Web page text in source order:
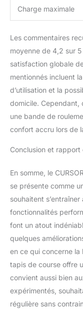
Charge maximale
Les commentaires
moyenne de 4,2 sur
satisfaction globale
mentionnés incluent
d’utilisation et la
domicile. Cependant,
une bande de
confort accru lors de
Conclusion et
En somme, le
se présente comme
souhaitent
fonctionnalités
font un atout
quelques
en ce qui concerne
tapis de course offre
convient aussi bien
expérimentés,
régulière sans